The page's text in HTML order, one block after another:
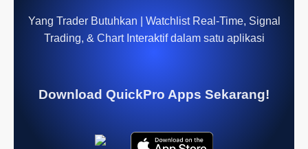
Yang Trader Butuhkan | Watchlist Real-Time, Signal
Trading, & Chart Interaktif dalam satu aplikasi
Download QuickPro Apps Sekarang!